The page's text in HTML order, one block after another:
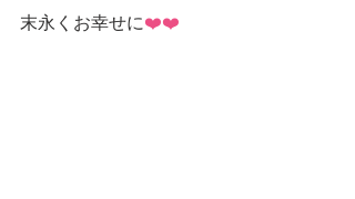
末永くお幸せに❤️❤️